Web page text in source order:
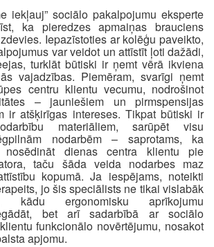
iekļauj” sociālo pakalpojumu eksperte
ka pieredzes apmaiņas brauciens
Iepazīstoties ar kolēģu paveikto,
var veidot un attīstīt ļoti dažādi,
turklāt būtiski ir ņemt vērā ikviena
vajadzības. Piemēram, svarīgi ņemt
centru klientu vecumu, nodrošinot
– jauniešiem un pirmspensijas
ir atšķirīgas intereses. Tikpat būtiski ir
materiāliem, sarūpēt visu
nodarbēm – saprotams, ka
nosēdināt dienas centra klientu pie
taču šāda veida nodarbes maz
kopumā. Ja iespējams, noteikti
jo šis speciālists ne tikai vislabāk
kādu ergonomisku aprīkojumu
bet arī sadarbībā ar sociālo
funkcionālo novērtējumu, nosakot
apjomu.